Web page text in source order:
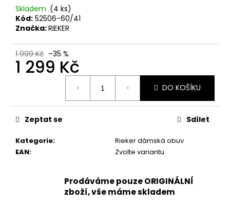
Skladem (4 ks)
Kód: 52506-60/41
Značka:RIEKER
1 999 Kč –35 %
1 299 Kč
DO KOŠÍKU
Kategorie:
Rieker dámská obuv
EAN: Zvolte variantu
Zeptat se Sdílet
Prodáváme pouze ORIGINÁLNÍ
zboží, vše máme skladem
e
NAZOUVÁK
JEDNOPÁSKOVÝ
215201
699